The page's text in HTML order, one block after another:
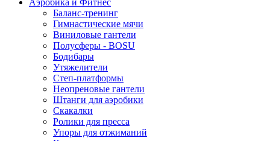
Аэробика и Фитнес
Баланс-тренинг
Гимнастические мячи
Виниловые гантели
Полусферы - BOSU
Бодибары
Утяжелители
Степ-платформы
Неопреновые гантели
Штанги для аэробики
Скакалки
Ролики для пресса
Упоры для отжиманий